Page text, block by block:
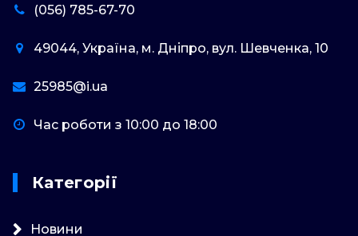
(056) 785-67-70
49044, Україна, м. Дніпро, вул. Шевченка, 10
25985@i.ua
Час роботи з 10:00 до 18:00
Категорії
Новини